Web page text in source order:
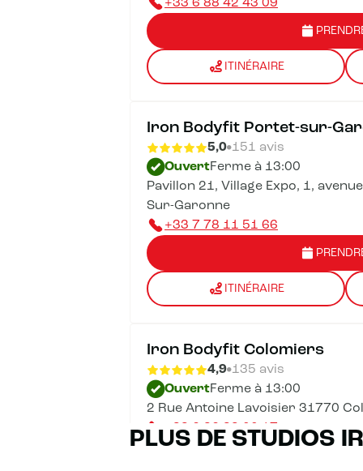
+33 6 88 42 43 09
ITINÉRAIRE
Iron Bodyfit Portet-sur-
5,0 151 avis
OuvertFerme à 13:00
Pavillon 21, Village Expo, 1,
Sur-Garonne
+33 7 78 11 51 66
ITINÉRAIRE
Iron Bodyfit Colomiers
4,9 135 avis
OuvertFerme à 13:00
2 Rue Antoine Lavoisier 31770
+33 6 86 33 00 17
PLUS DE STUDIOS